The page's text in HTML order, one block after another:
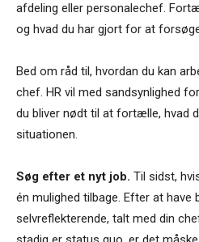
afdeling eller personalechef.
og hvad du har gjort for at
Bed om råd til, hvordan du kan
chef. HR vil med sandsynlighed
du bliver nødt til at fortælle, hvad
situationen.
Søg efter et nyt job. Til sidst,
én mulighed tilbage. Efter at
selvreflekterende, talt med din